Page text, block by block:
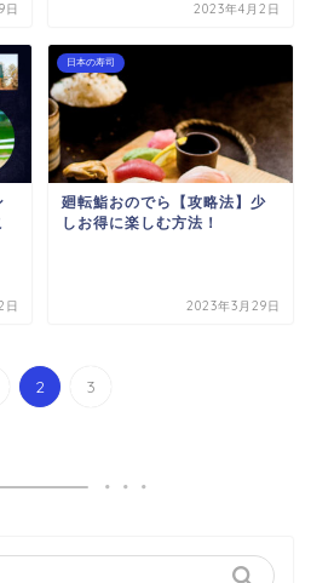
日 2023年4月2日
日
日本の寿司
廻転鮨おのでら【攻略法】少
しお得に楽しむ方法！
2023年3月29日
2 3